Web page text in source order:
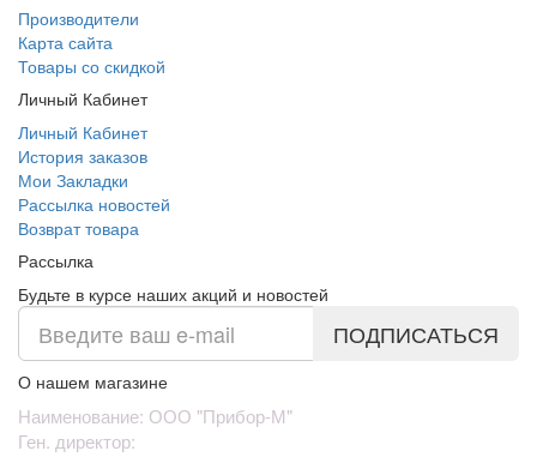
Производители
Карта сайта
Товары со скидкой
Личный Кабинет
Личный Кабинет
История заказов
Мои Закладки
Рассылка новостей
Возврат товара
Рассылка
Будьте в курсе наших акций и новостей
ПОДПИСАТЬСЯ
О нашем магазине
Наименование: ООО "Прибор-М"
Ген. директор: